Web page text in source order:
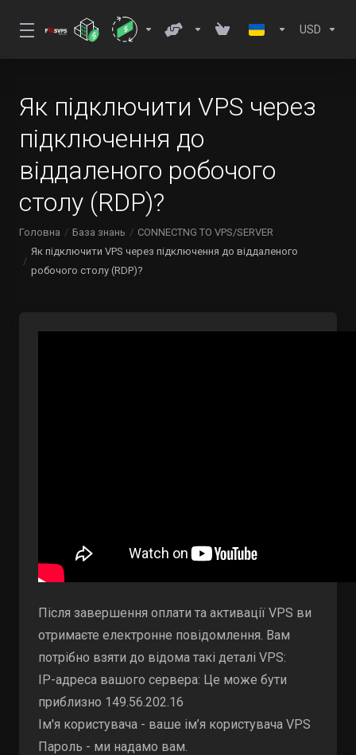
USD
Як підключити VPS через
підключення до
віддаленого робочого
столу (RDP)?
Головна База знань
CONNECTNG TO VPS/SERVER
Як підключити VPS через підключення до віддаленого
робочого столу (RDP)?
Після завершення оплати та активації VPS ви
отримаєте електронне повідомлення. Вам
потрібно взяти до відома такі деталі VPS:
IP-адреса вашого сервера: Це може бути
приблизно 149.56.202.16
Ім'я користувача - ваше ім’я користувача VPS
Пароль - ми надамо вам.